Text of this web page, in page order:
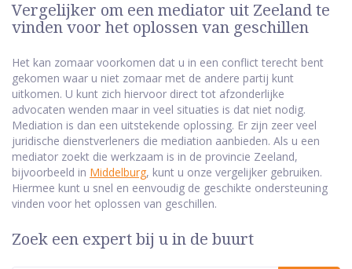
Vergelijker om een mediator uit Zeeland te
vinden voor het oplossen van geschillen
Het kan zomaar voorkomen dat u in een conflict terecht bent
gekomen waar u niet zomaar met de andere partij kunt
uitkomen. U kunt zich hiervoor direct tot afzonderlijke
advocaten wenden maar in veel situaties is dat niet nodig.
Mediation is dan een uitstekende oplossing. Er zijn zeer veel
juridische dienstverleners die mediation aanbieden. Als u een
mediator zoekt die werkzaam is in de provincie Zeeland,
bijvoorbeeld in Middelburg, kunt u onze vergelijker gebruiken.
Hiermee kunt u snel en eenvoudig de geschikte ondersteuning
vinden voor het oplossen van geschillen.
Zoek een expert bij u in de buurt